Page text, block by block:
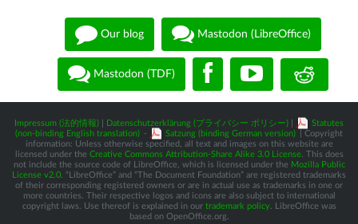
Our blog Mastodon (LibreOffice)
Mastodon (TDF)
Impressum (法的情報) Datenschutzerklärung (プライバシー ポリシー)
Statutes
(non-binding English translation) - Satzung (binding German version)
| Copyright
information: Unless otherwise specified, all text and images on this website are
licensed under the Creative Commons Attribution-Share Alike 3.0 License. This does
not include the source code of LibreOffice, which is licensed under the Mozilla Public
License v2.0 . “LibreOffice” and “The Document Foundation” are registered trademarks
of their corresponding registered owners or are in actual use as trademarks in one or
more countries. Their respective logos and icons are also subject to international
copyright laws. Use thereof is explained in our trademark policy. LibreOffice was
based on OpenOffice.org.